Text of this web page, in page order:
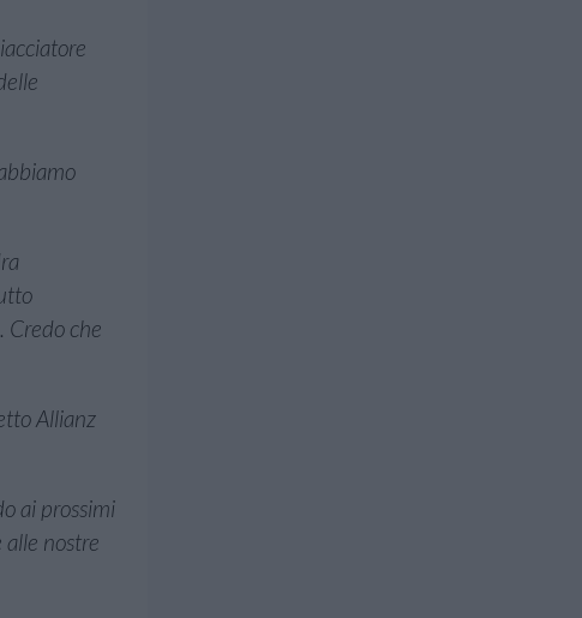
Credo che
Allianz
ai prossimi
nostre